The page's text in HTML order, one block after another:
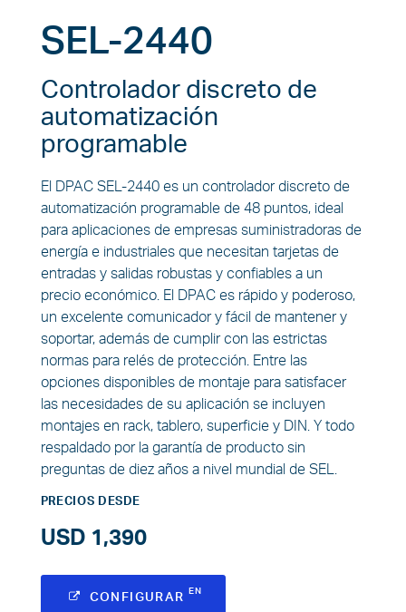
SEL-2440
Controlador discreto de
automatización
programable
El DPAC SEL-2440 es un controlador discreto de
automatización programable de 48 puntos, ideal
para aplicaciones de empresas suministradoras de
energía e industriales que necesitan tarjetas de
entradas y salidas robustas y confiables a un
precio económico. El DPAC es rápido y poderoso,
un excelente comunicador y fácil de mantener y
soportar, además de cumplir con las estrictas
normas para relés de protección. Entre las
opciones disponibles de montaje para satisfacer
las necesidades de su aplicación se incluyen
montajes en rack, tablero, superficie y DIN. Y todo
respaldado por la garantía de producto sin
preguntas de diez años a nivel mundial de SEL.
PRECIOS DESDE
USD 1,390
CONFIGURAR